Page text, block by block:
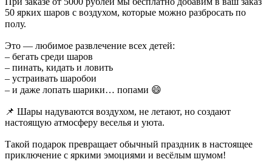
50 ярких шаров с воздухом, которые можно разбросать по
полу. ⠀
Это — любимое развлечение всех детей:
– бегать среди шаров
– пинать, кидать и ловить
– устраивать шаробои
– и даже лопать шарики… попами 😄
📌 Шары надуваются воздухом, не летают, но создают
настоящую атмосферу веселья и уюта.
Такой подарок превращает обычный праздник в настоящее
приключение с яркими эмоциями и весёлым шумом!